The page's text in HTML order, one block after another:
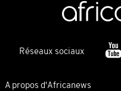
Réseaux sociaux
A propos d'Africanews